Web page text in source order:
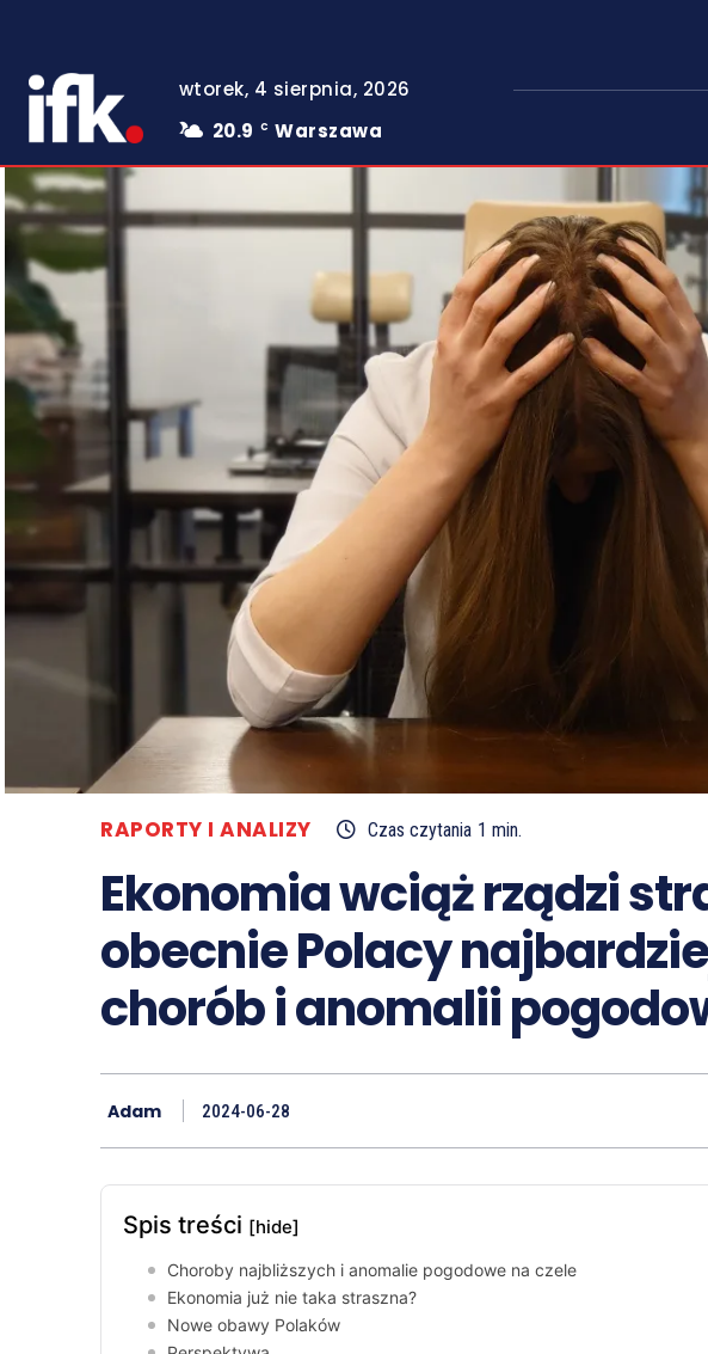
wtorek, 4 sierpnia, 2026
20.9
C Warszawa
RAPORTY I ANALIZY Czas czytania 1 min.
Ekonomia wciąż rządzi
obecnie Polacy
chorób i anomalii
Adam 2024-06-28
Spis treści [hide]
Choroby najbliższych i anomalie pogodowe na czele
Ekonomia już nie taka straszna?
Nowe obawy Polaków